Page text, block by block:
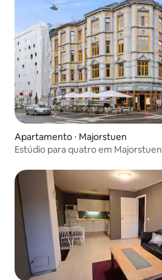
Apartamento ⋅ Majorstuen
Estúdio para quatro em Majorstuen